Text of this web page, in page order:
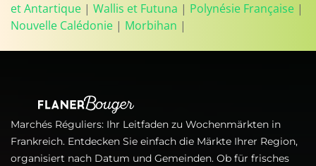
et Antartique | Wallis et Futuna | Polynésie Française |
Nouvelle Calédonie | Morbihan |
Marchés Réguliers: Ihr Leitfaden zu Wochenmärkten in
Frankreich. Entdecken Sie einfach die Märkte Ihrer Region,
organisiert nach Datum und Gemeinden. Ob für frisches